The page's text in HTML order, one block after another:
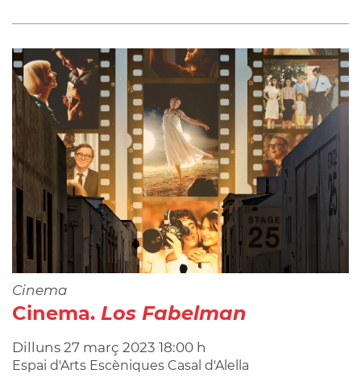
Cinema
Cinema. Los Fabelman
Dilluns 27 març 2023 18:00 h
Espai d'Arts Escèniques Casal d'Alella